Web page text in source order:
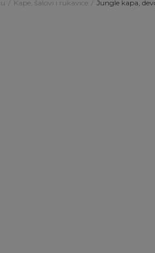
Kape, šalovi i rukavice Jungle kapa,